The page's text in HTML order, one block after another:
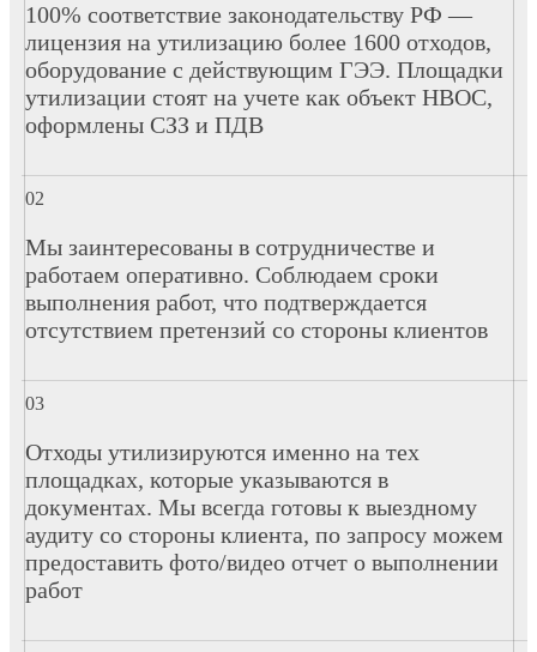
100% соответствие законодательству РФ —
лицензия на утилизацию более 1600 отходов,
оборудование с действующим ГЭЭ. Площадки
утилизации стоят на учете как объект НВОС,
оформлены СЗЗ и ПДВ
Мы заинтересованы в сотрудничестве и
работаем оперативно. Соблюдаем сроки
выполнения работ, что подтверждается
отсутствием претензий со стороны клиентов
Отходы утилизируются именно на тех
площадках, которые указываются в
документах. Мы всегда готовы к выездному
аудиту со стороны клиента, по запросу можем
предоставить фото/видео отчет о выполнении
работ